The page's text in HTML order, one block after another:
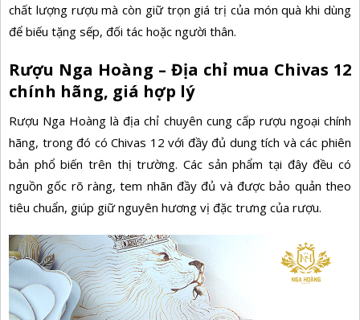
chất lượng rượu mà còn giữ trọn giá trị của món quà khi dùng
để biếu tặng sếp, đối tác hoặc người thân.
Rượu Nga Hoàng – Địa chỉ mua Chivas 12
chính hãng, giá hợp lý
Rượu Nga Hoàng là địa chỉ chuyên cung cấp rượu ngoại chính
hãng, trong đó có Chivas 12 với đầy đủ dung tích và các phiên
bản phổ biến trên thị trường. Các sản phẩm tại đây đều có
nguồn gốc rõ ràng, tem nhãn đầy đủ và được bảo quản theo
tiêu chuẩn, giúp giữ nguyên hương vị đặc trưng của rượu.